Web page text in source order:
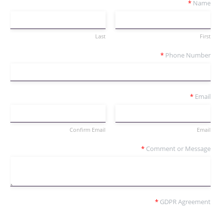
Name
*
First
Last
Phone Number
*
Email
*
Email
Confirm Email
Comment or Message
*
GDPR Agreement
*